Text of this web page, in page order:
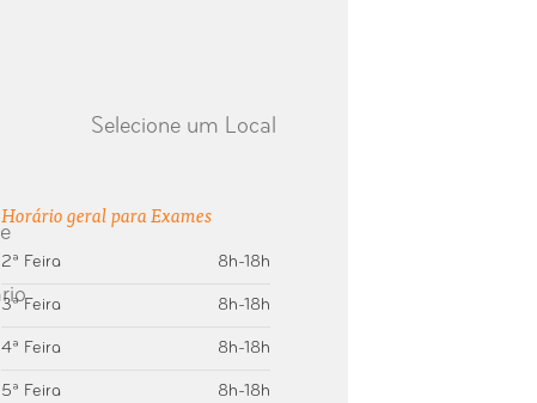
Selecione um Local
Horário geral para Exames
2ª Feira 8h-18h
3ª Feira 8h-18h
4ª Feira 8h-18h
5ª Feira 8h-18h